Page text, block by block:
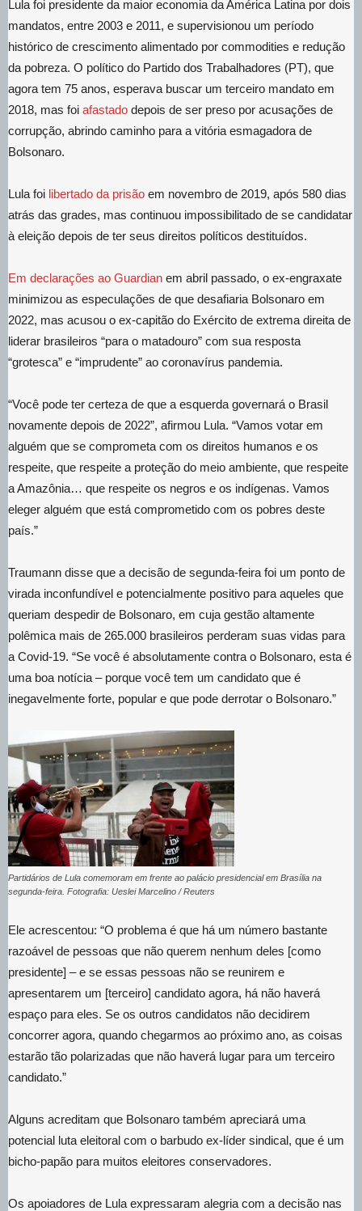
Lula foi presidente da maior economia da América Latina por dois
mandatos, entre 2003 e 2011, e supervisionou um período
histórico de crescimento alimentado por commodities e redução
da pobreza. O político do Partido dos Trabalhadores (PT), que
agora tem 75 anos, esperava buscar um terceiro mandato em
2018, mas foi afastado depois de ser preso por acusações de
corrupção, abrindo caminho para a vitória esmagadora de
Bolsonaro.
Lula foi libertado da prisão em novembro de 2019, após 580 dias
atrás das grades, mas continuou impossibilitado de se candidatar
à eleição depois de ter seus direitos políticos destituídos.
Em declarações ao Guardian em abril passado, o ex-engraxate
minimizou as especulações de que desafiaria Bolsonaro em
2022, mas acusou o ex-capitão do Exército de extrema direita de
liderar brasileiros “para o matadouro” com sua resposta
“grotesca” e “imprudente” ao coronavírus pandemia.
“Você pode ter certeza de que a esquerda governará o Brasil
novamente depois de 2022”, afirmou Lula. “Vamos votar em
alguém que se comprometa com os direitos humanos e os
respeite, que respeite a proteção do meio ambiente, que respeite
a Amazônia… que respeite os negros e os indígenas. Vamos
eleger alguém que está comprometido com os pobres deste
país.”
Traumann disse que a decisão de segunda-feira foi um ponto de
virada inconfundível e potencialmente positivo para aqueles que
queriam despedir de Bolsonaro, em cuja gestão altamente
polêmica mais de 265.000 brasileiros perderam suas vidas para
a Covid-19. “Se você é absolutamente contra o Bolsonaro, esta é
uma boa notícia – porque você tem um candidato que é
inegavelmente forte, popular e que pode derrotar o Bolsonaro.”
Partidários de Lula comemoram em frente ao palácio presidencial em Brasília na
segunda-feira. Fotografia: Ueslei Marcelino / Reuters
Ele acrescentou: “O problema é que há um número bastante
razoável de pessoas que não querem nenhum deles [como
presidente] – e se essas pessoas não se reunirem e
apresentarem um [terceiro] candidato agora, há não haverá
espaço para eles. Se os outros candidatos não decidirem
concorrer agora, quando chegarmos ao próximo ano, as coisas
estarão tão polarizadas que não haverá lugar para um terceiro
candidato.”
Alguns acreditam que Bolsonaro também apreciará uma
potencial luta eleitoral com o barbudo ex-líder sindical, que é um
bicho-papão para muitos eleitores conservadores.
Os apoiadores de Lula expressaram alegria com a decisão nas